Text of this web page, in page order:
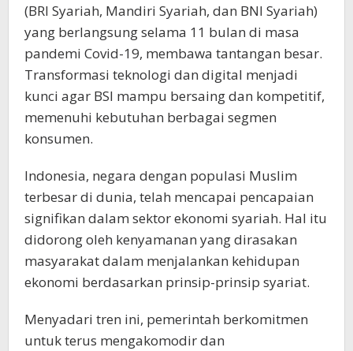
(BRI Syariah, Mandiri Syariah, dan BNI Syariah)
yang berlangsung selama 11 bulan di masa
pandemi Covid-19, membawa tantangan besar.
Transformasi teknologi dan digital menjadi
kunci agar BSI mampu bersaing dan kompetitif,
memenuhi kebutuhan berbagai segmen
konsumen.
Indonesia, negara dengan populasi Muslim
terbesar di dunia, telah mencapai pencapaian
signifikan dalam sektor ekonomi syariah. Hal itu
didorong oleh kenyamanan yang dirasakan
masyarakat dalam menjalankan kehidupan
ekonomi berdasarkan prinsip-prinsip syariat.
Menyadari tren ini, pemerintah berkomitmen
untuk terus mengakomodir dan